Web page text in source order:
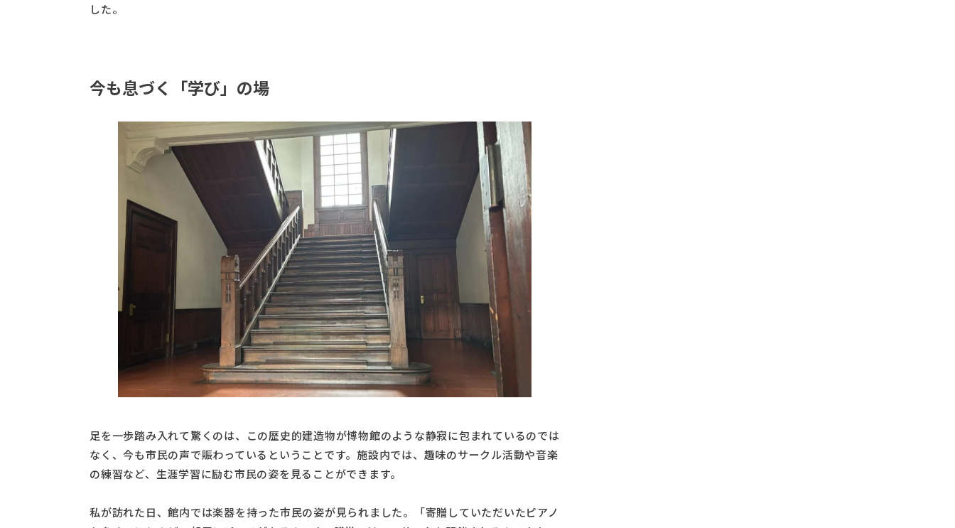
した。
今も息づく「学び」の場
足を一歩踏み入れて驚くのは、この歴史的建造物が博物館のような静寂に包まれているのでは
なく、今も市民の声で賑わっているということです。施設内では、趣味のサークル活動や音楽
の練習など、生涯学習に励む市民の姿を見ることができます。
私が訪れた日、館内では楽器を持った市民の姿が見られました。「寄贈していただいたピアノ